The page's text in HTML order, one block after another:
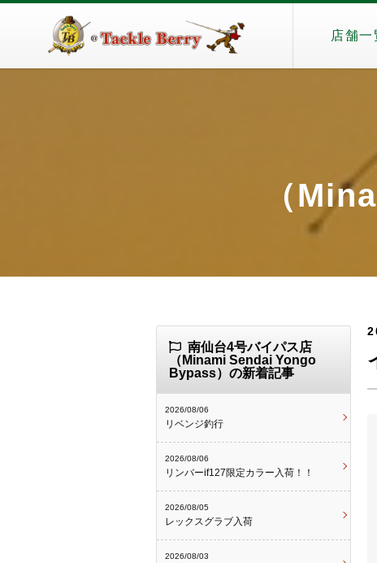
店舗一
（
南仙台4号バイパス店
（Minami Sendai Yongo
Bypass）の新着記事
2026/08/06
リベンジ釣行
2026/08/06
リンバーif127限定カラー入荷！！
2026/08/05
レックスグラブ入荷
2026/08/03